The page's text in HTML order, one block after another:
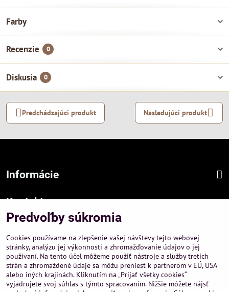
Farby
Recenzie 0
Diskusia 0
Predchádzajúci produkt Nasledujúci produkt
Informácie
Kontakt
Sídlo firmy :
Hurbanová 3807/21, 03601 Martin
Prevádzka a obchodné informácie :
A-PEMA, s.r.o.
Severná 14, 03601 Martin
Predvoľby súkromia
Cookies používame na zlepšenie vašej návštevy tejto webovej
stránky, analýzu jej výkonnosti a zhromažďovanie údajov o jej
používaní. Na tento účel môžeme použiť nástroje a služby tretích
strán a zhromaždené údaje sa môžu preniesť k partnerom v EÚ, USA
alebo iných krajinách. Kliknutím na „Prijať všetky cookies“
vyjadrujete svoj súhlas s týmto spracovaním. Nižšie môžete nájsť